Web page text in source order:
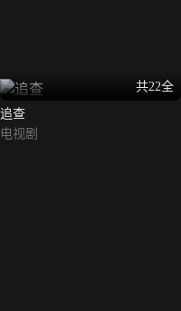
共22全
追查
电视剧